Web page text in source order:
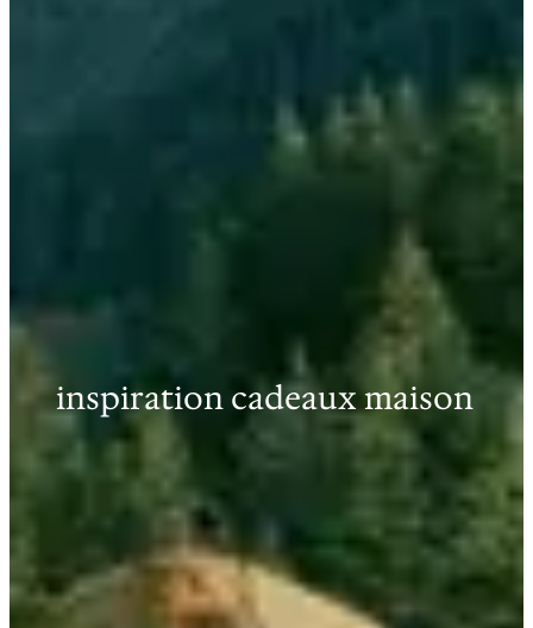
inspiration cadeaux maison